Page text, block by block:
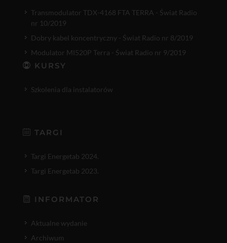
Transmodulator TDX-4168 FTA TERRA - Świat Radio
nr 10/2019
Dobry kabel koncentryczny - Świat Radio nr 8/2019
Modulator MI520P Terra - Świat Radio nr 9/2019
KURSY
Szkolenia dla instalatorów
TARGI
Targi Energetab 2024.
Targi Energetab 2023.
INFORMATOR
Aktualne wydanie
Archiwum